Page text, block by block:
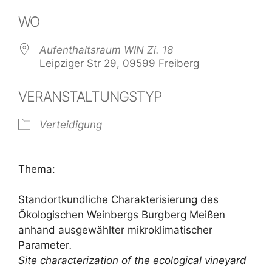
WO
Aufenthaltsraum WIN Zi. 18
Leipziger Str 29, 09599 Freiberg
VERANSTALTUNGSTYP
Verteidigung
Thema:
Standortkundliche Charakterisierung des
Ökologischen Weinbergs Burgberg Meißen
anhand ausgewählter mikroklimatischer
Parameter.
Site characterization of the ecological vineyard